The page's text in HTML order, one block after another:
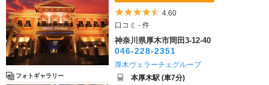
フォトギャラリー
5つ星のうち4.5
4.60
口コミ - 件
神奈川県厚木市岡田3-12-40
046-228-2351
厚木ヴェラーチェグループ
本厚木駅 (車7分)